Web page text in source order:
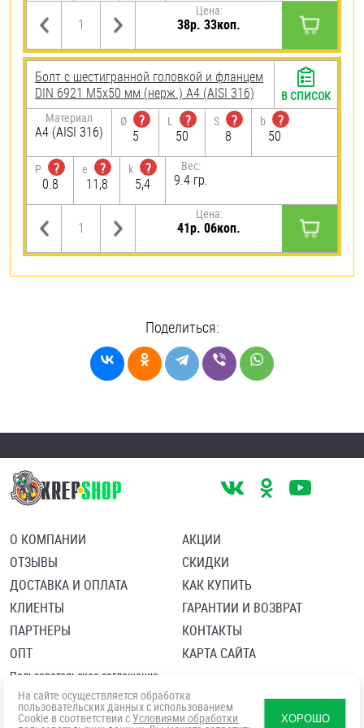
Цена:
38р. 33коп.
Болт с шестигранной головкой и фланцем
DIN 6921 М5х50 мм (нерж.) A4 (AISI 316)
Материал
A4 (AISI 316)
Ø
?
5
L
?
50
S
?
8
b
?
50
P
?
0.8
e
?
11,8
k
?
5,4
Вес:
9.4 гр.
Цена:
41р. 06коп.
В СПИСОК
Поделиться:
О КОМПАНИИ
ОТЗЫВЫ
ДОСТАВКА И ОПЛАТА
КЛИЕНТЫ
ПАРТНЕРЫ
ОПТ
АКЦИИ
СКИДКИ
КАК КУПИТЬ
ГАРАНТИИ И ВОЗВРАТ
КОНТАКТЫ
КАРТА САЙТА
Пользовательское соглашение
Политика в отношении обработки персональных данных
Согласие посетителя сайта на обработку персональных данны
На сайте осуществляется обработка
пользовательских данных с использованием
Cookie в соответствии с Условиями обработки ХОРОШО